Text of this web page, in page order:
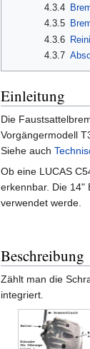
4.3.4
4.3.5
4.3.6
4.3.7
Einleitung
Die
Vorgängermodell
Siehe auch
Ob eine LUCAS
erkennbar. Die 14"
verwendet werde.
Beschreibung
Zählt man die
integriert.